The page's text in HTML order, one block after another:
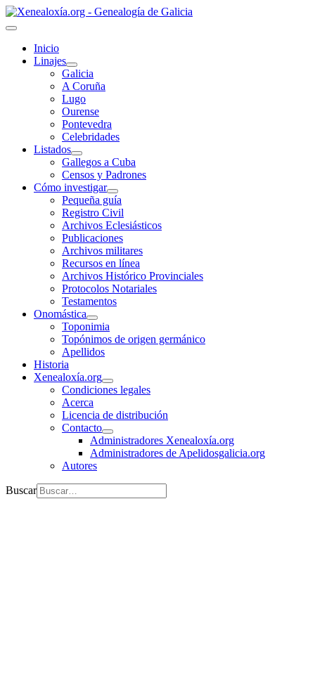
Inicio
Linajes
Galicia
A Coruña
Lugo
Ourense
Pontevedra
Celebridades
Listados
Gallegos a Cuba
Censos y Padrones
Cómo investigar
Pequeña guía
Registro Civil
Archivos Eclesiásticos
Publicaciones
Archivos militares
Recursos en línea
Archivos Histórico Provinciales
Protocolos Notariales
Testamentos
Onomástica
Toponimia
Topónimos de origen germánico
Apellidos
Historia
Xenealoxía.org
Condiciones legales
Acerca
Licencia de distribución
Contacto
Administradores Xenealoxía.org
Administradores de Apelidosgalicia.org
Autores
Buscar